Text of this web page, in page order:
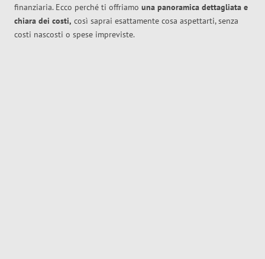
finanziaria. Ecco perché ti offriamo una panoramica dettagliata e
chiara dei costi, così saprai esattamente cosa aspettarti, senza
costi nascosti o spese impreviste.